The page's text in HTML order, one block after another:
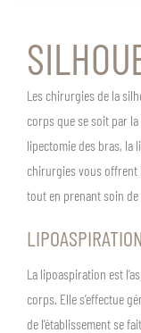
Les chirurgies de la
corps que se soit par
lipectomie des bras, la
chirurgies vous offrent
tout en prenant soin
LIPOASPIRATION
La lipoaspiration est
corps. Elle s’effectue
de l’établissement se